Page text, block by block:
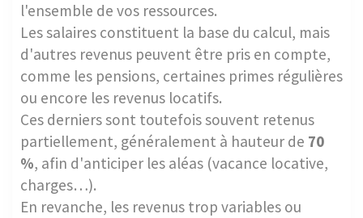
l'ensemble de vos ressources.
Les salaires constituent la base du calcul, mais
d'autres revenus peuvent être pris en compte,
comme les pensions, certaines primes régulières
ou encore les revenus locatifs.
Ces derniers sont toutefois souvent retenus
partiellement, généralement à hauteur de 70
%, afin d'anticiper les aléas (vacance locative,
charges…).
En revanche, les revenus trop variables ou